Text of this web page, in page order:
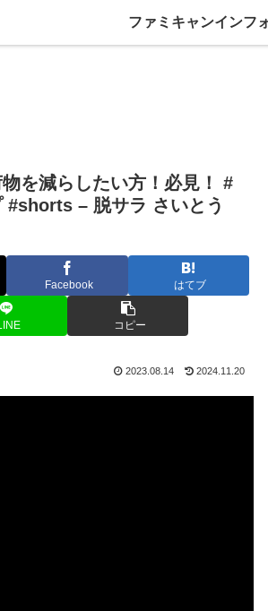
を減らしたい方！必見！ #
#shorts – 脱サラ さいとう
Facebook はてブ
コピー
2023.08.14 2024.11.20
ファミキャンインフ